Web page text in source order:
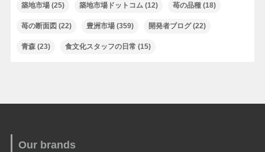
築地市場(25) 築地市場ドットコム (12) 苺の品種(18)
苺の断面図 (22) 豊洲市場(359) 開発者ブログ(22)
青森(23) 食文化スタッフの日常 (15)
Our brands